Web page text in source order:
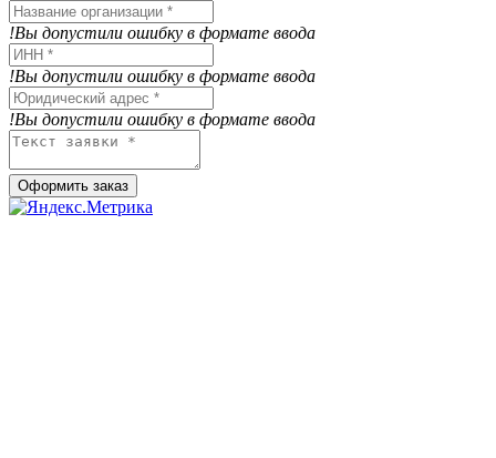
!Вы допустили ошибку в формате ввода
!Вы допустили ошибку в формате ввода
!Вы допустили ошибку в формате ввода
Оформить заказ